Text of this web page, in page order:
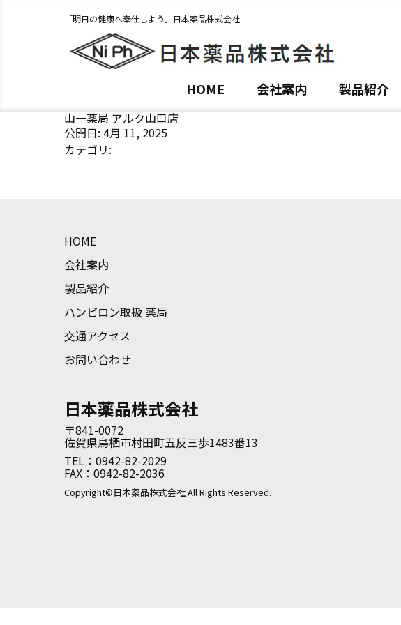
「明日の健康へ奉仕しよう」日本薬品株式会社
HOME
会社案内 製品紹介
山一薬局 アルク山口店
公開日: 4月 11, 2025
カテゴリ:
HOME
会社案内
製品紹介
ハンビロン取扱 薬局
交通アクセス
お問い合わせ
日本薬品株式会社
〒841-0072
佐賀県鳥栖市村田町五反三歩1483番13
TEL：0942-82-2029
FAX：0942-82-2036
Copyright©日本薬品株式会社 All Rights Reserved.